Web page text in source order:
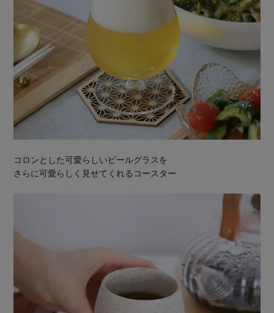
コロンとした可愛らしいビールグラスを
さらに可愛らしく見せてくれるコースター